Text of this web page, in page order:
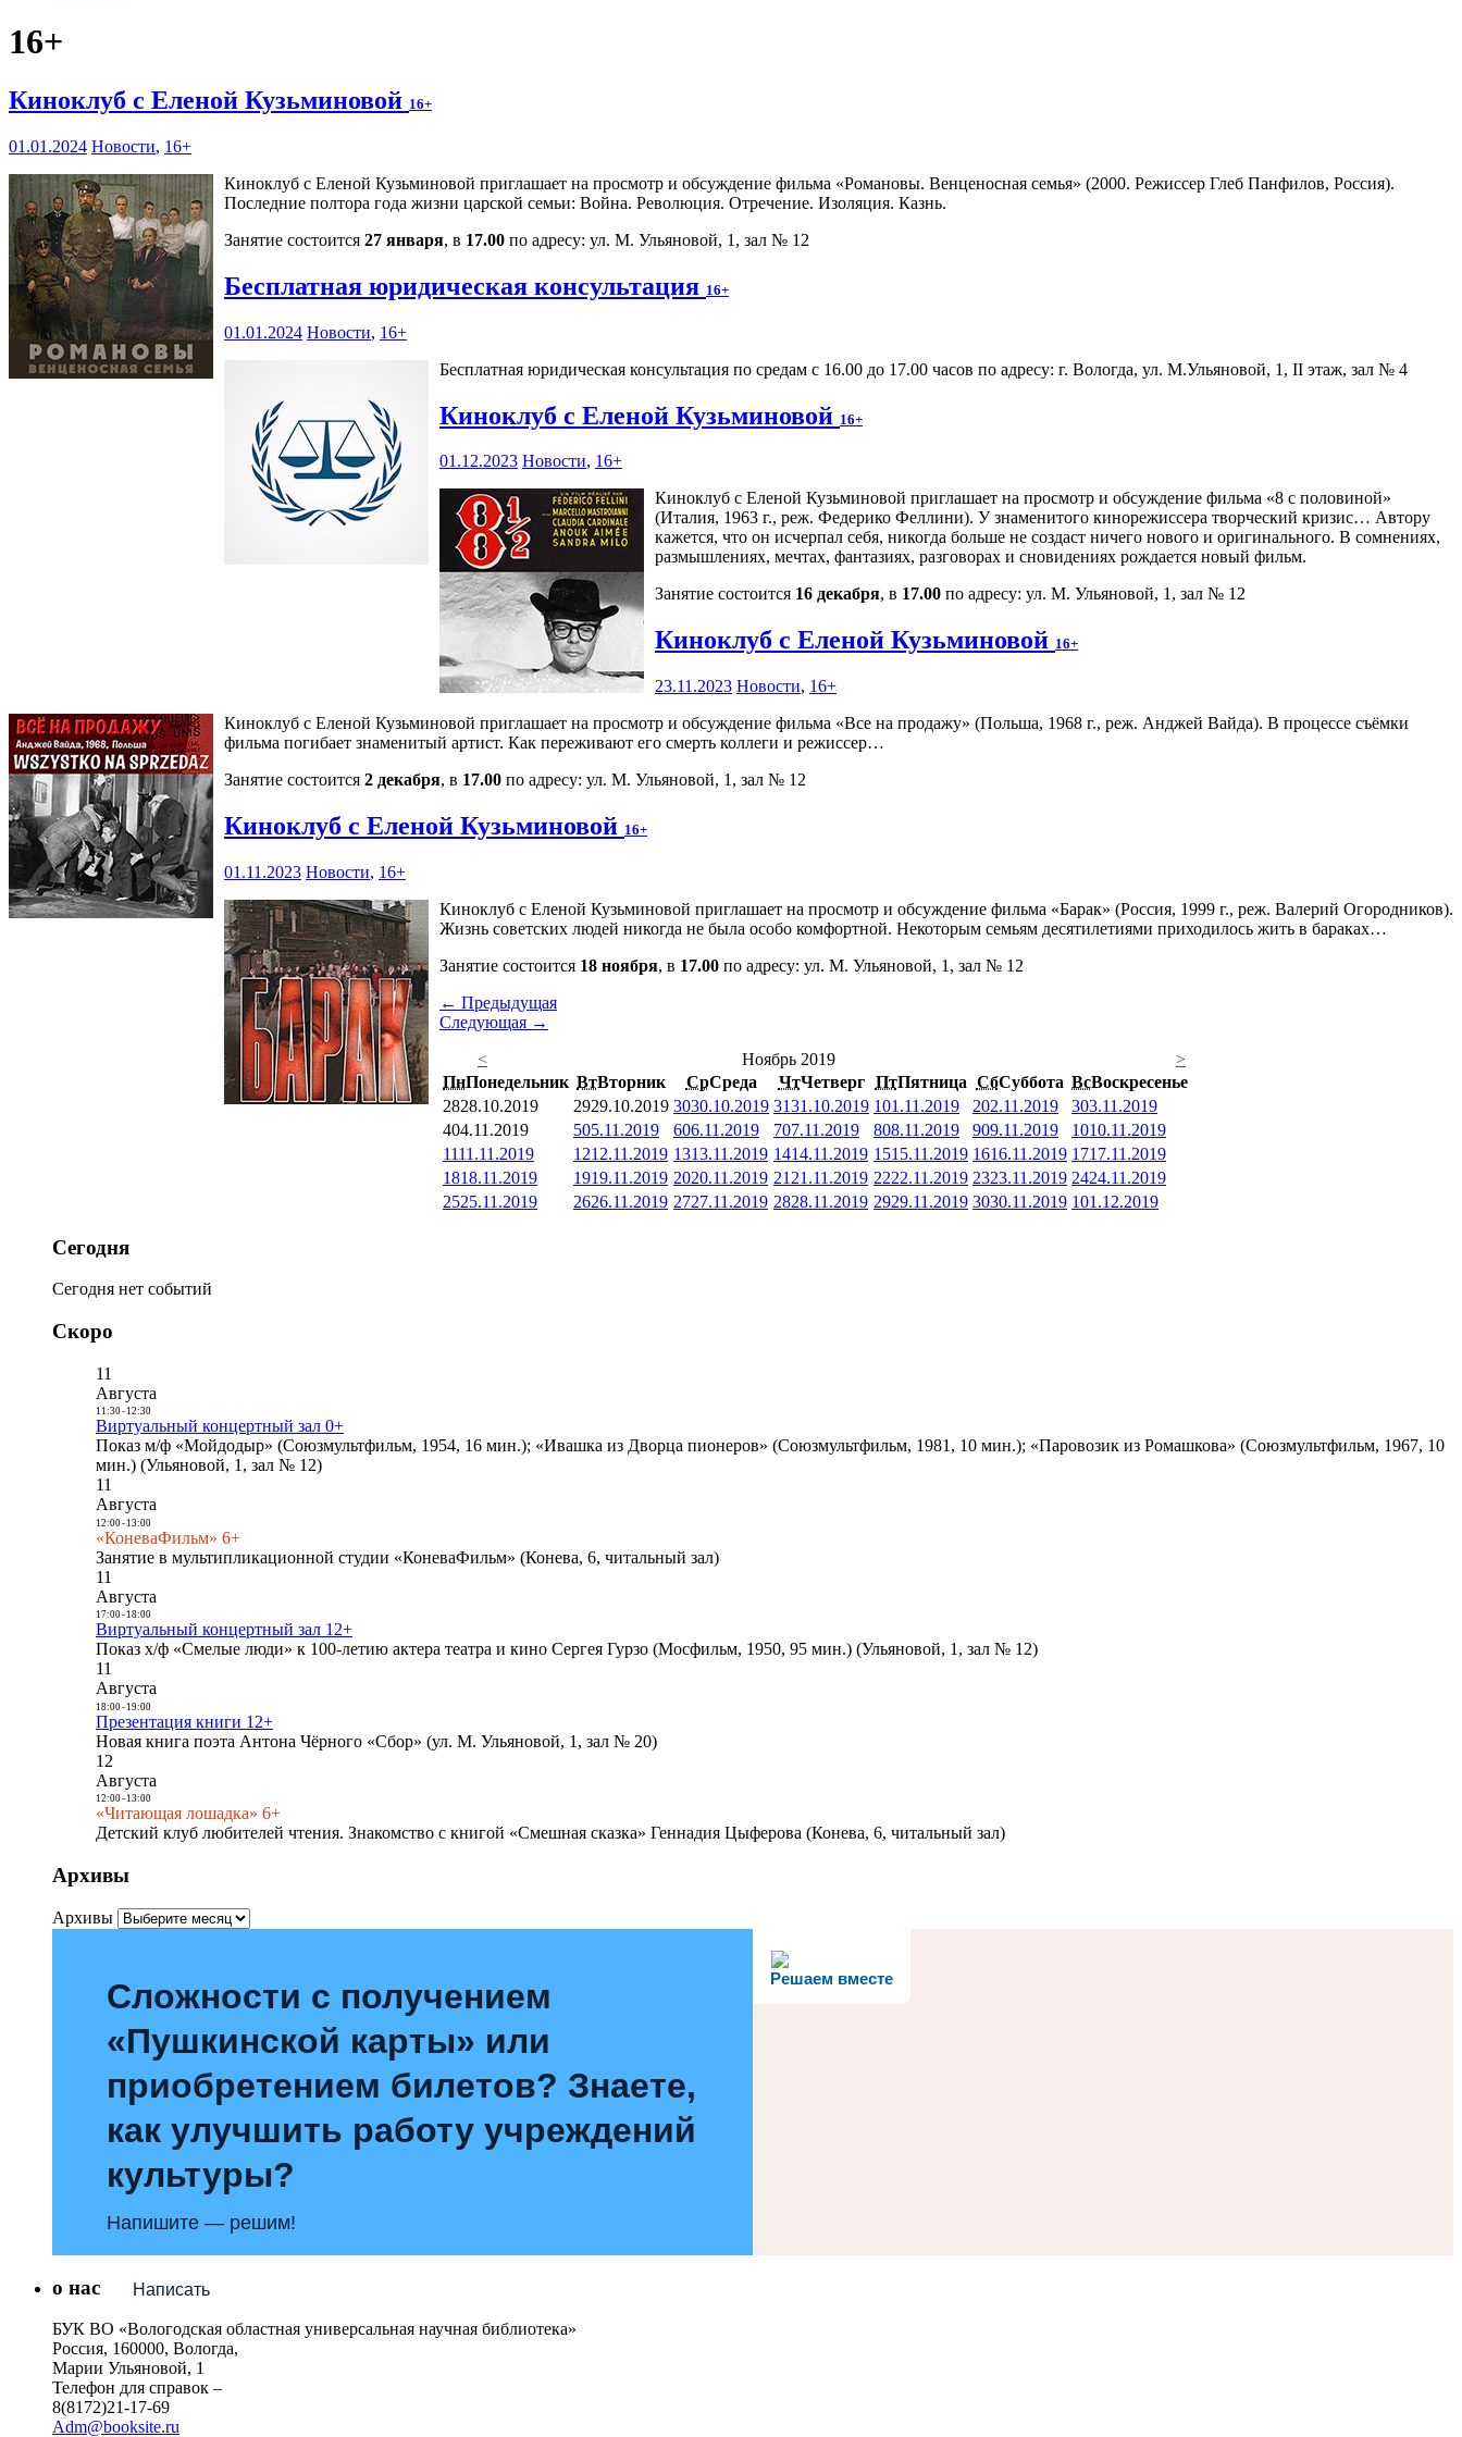
16+
Киноклуб с Еленой Кузьминовой 16+
01.01.2024 Новости, 16+
Киноклуб с Еленой Кузьминовой приглашает на просмотр и обсуждение фильма «Романовы. Венценосная семья» (2000. Режиссер Глеб Панфилов, Россия).
Последние полтора года жизни царской семьи: Война. Революция. Отречение. Изоляция. Казнь.
Занятие состоится 27 января, в 17.00 по адресу: ул. М. Ульяновой, 1, зал № 12
Бесплатная юридическая консультация 16+
01.01.2024 Новости, 16+
Бесплатная юридическая консультация по средам с 16.00 до 17.00 часов по адресу: г. Вологда, ул. М.Ульяновой, 1, II этаж, зал № 4
Киноклуб с Еленой Кузьминовой 16+
01.12.2023 Новости, 16+
Киноклуб с Еленой Кузьминовой приглашает на просмотр и обсуждение фильма «8 с половиной»
(Италия, 1963 г., реж. Федерико Феллини). У знаменитого кинорежиссера творческий кризис… Автору
кажется, что он исчерпал себя, никогда больше не создаст ничего нового и оригинального. В сомнениях,
размышлениях, мечтах, фантазиях, разговорах и сновидениях рождается новый фильм.
Занятие состоится 16 декабря, в 17.00 по адресу: ул. М. Ульяновой, 1, зал № 12
Киноклуб с Еленой Кузьминовой 16+
23.11.2023 Новости, 16+
Киноклуб с Еленой Кузьминовой приглашает на просмотр и обсуждение фильма «Все на продажу» (Польша, 1968 г., реж. Анджей Вайда). В процессе съёмки
фильма погибает знаменитый артист. Как переживают его смерть коллеги и режиссер…
Занятие состоится 2 декабря, в 17.00 по адресу: ул. М. Ульяновой, 1, зал № 12
Киноклуб с Еленой Кузьминовой 16+
01.11.2023 Новости, 16+
Киноклуб с Еленой Кузьминовой приглашает на просмотр и обсуждение фильма «Барак» (Россия, 1999 г., реж. Валерий Огородников).
Жизнь советских людей никогда не была особо комфортной. Некоторым семьям десятилетиями приходилось жить в бараках…
Занятие состоится 18 ноября, в 17.00 по адресу: ул. М. Ульяновой, 1, зал № 12
← Предыдущая
Следующая →
<
Ноябрь 2019
>
ПнПонедельник ВтВторник СрСреда ЧтЧетверг ПтПятница СбСуббота ВсВоскресенье
2828.10.2019 2929.10.2019 3030.10.2019 3131.10.2019 101.11.2019 202.11.2019 303.11.2019
404.11.2019 505.11.2019 606.11.2019 707.11.2019 808.11.2019 909.11.2019 1010.11.2019
1111.11.2019 1212.11.2019 1313.11.2019 1414.11.2019 1515.11.2019 1616.11.2019 1717.11.2019
1818.11.2019 1919.11.2019 2020.11.2019 21 21.11.2019 2222.11.2019 2323.11.2019 2424.11.2019
2525.11.2019 2626.11.2019 2727.11.2019 2828.11.2019 2929.11.2019 3030.11.2019 101.12.2019
Сегодня
Сегодня нет событий
Скоро
11
Августа
11:30- 12:30
Виртуальный концертный зал 0+
Показ м/ф «Мойдодыр» (Союзмультфильм, 1954, 16 мин.); «Ивашка из Дворца пионеров» (Союзмультфильм, 1981, 10 мин.); «Паровозик из Ромашкова» (Союзмультфильм, 1967, 10
мин.) (Ульяновой, 1, зал № 12)
11
Августа
12:00- 13:00
«КоневаФильм» 6+
Занятие в мультипликационной студии «КоневаФильм» (Конева, 6, читальный зал)
11
Августа
17:00- 18:00
Виртуальный концертный зал 12+
Показ х/ф «Смелые люди» к 100-летию актера театра и кино Сергея Гурзо (Мосфильм, 1950, 95 мин.) (Ульяновой, 1, зал № 12)
11
Августа
18:00- 19:00
Презентация книги 12+
Новая книга поэта Антона Чёрного «Сбор» (ул. М. Ульяновой, 1, зал № 20)
12
Августа
12:00- 13:00
«Читающая лошадка» 6+
Детский клуб любителей чтения. Знакомство с книгой «Смешная сказка» Геннадия Цыферова (Конева, 6, читальный зал)
Архивы
Архивы
Решаем вместе
Сложности с получением
«Пушкинской карты» или
приобретением билетов? Знаете,
как улучшить работу учреждений
культуры?
Напишите — решим!
Написать
о нас
БУК ВО «Вологодская областная универсальная научная библиотека»
Россия, 160000, Вологда,
Марии Ульяновой, 1
Телефон для справок –
8(8172)21-17-69
Adm@booksite.ru